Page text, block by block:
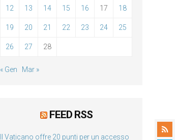
12 13 14 15 16 17 18
19 20 21 22 23 24 25
26 27 28
« Gen Mar »
FEED RSS
Il Vaticano offre 20 punti per un accesso